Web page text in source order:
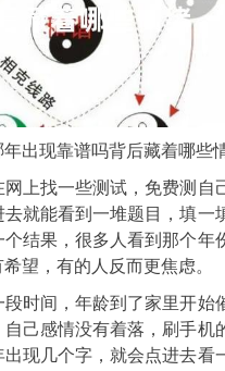
出现靠谱吗背后藏着哪些
上找一些测试，免费测自
就能看到一堆题目，填一
结果，很多人看到那个年
望，有的人反而更焦虑。
时间，年龄到了家里开始
己感情没有着落，刷手机
现几个字，就会点进去看